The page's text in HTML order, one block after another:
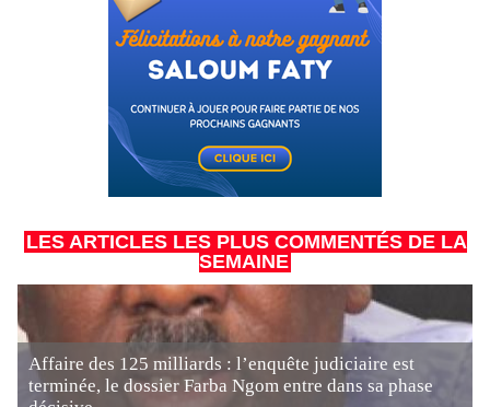
LES ARTICLES LES PLUS COMMENTÉS DE LA
SEMAINE
Affaire des 125 milliards : l’enquête judiciaire est
terminée, le dossier Farba Ngom entre dans sa phase